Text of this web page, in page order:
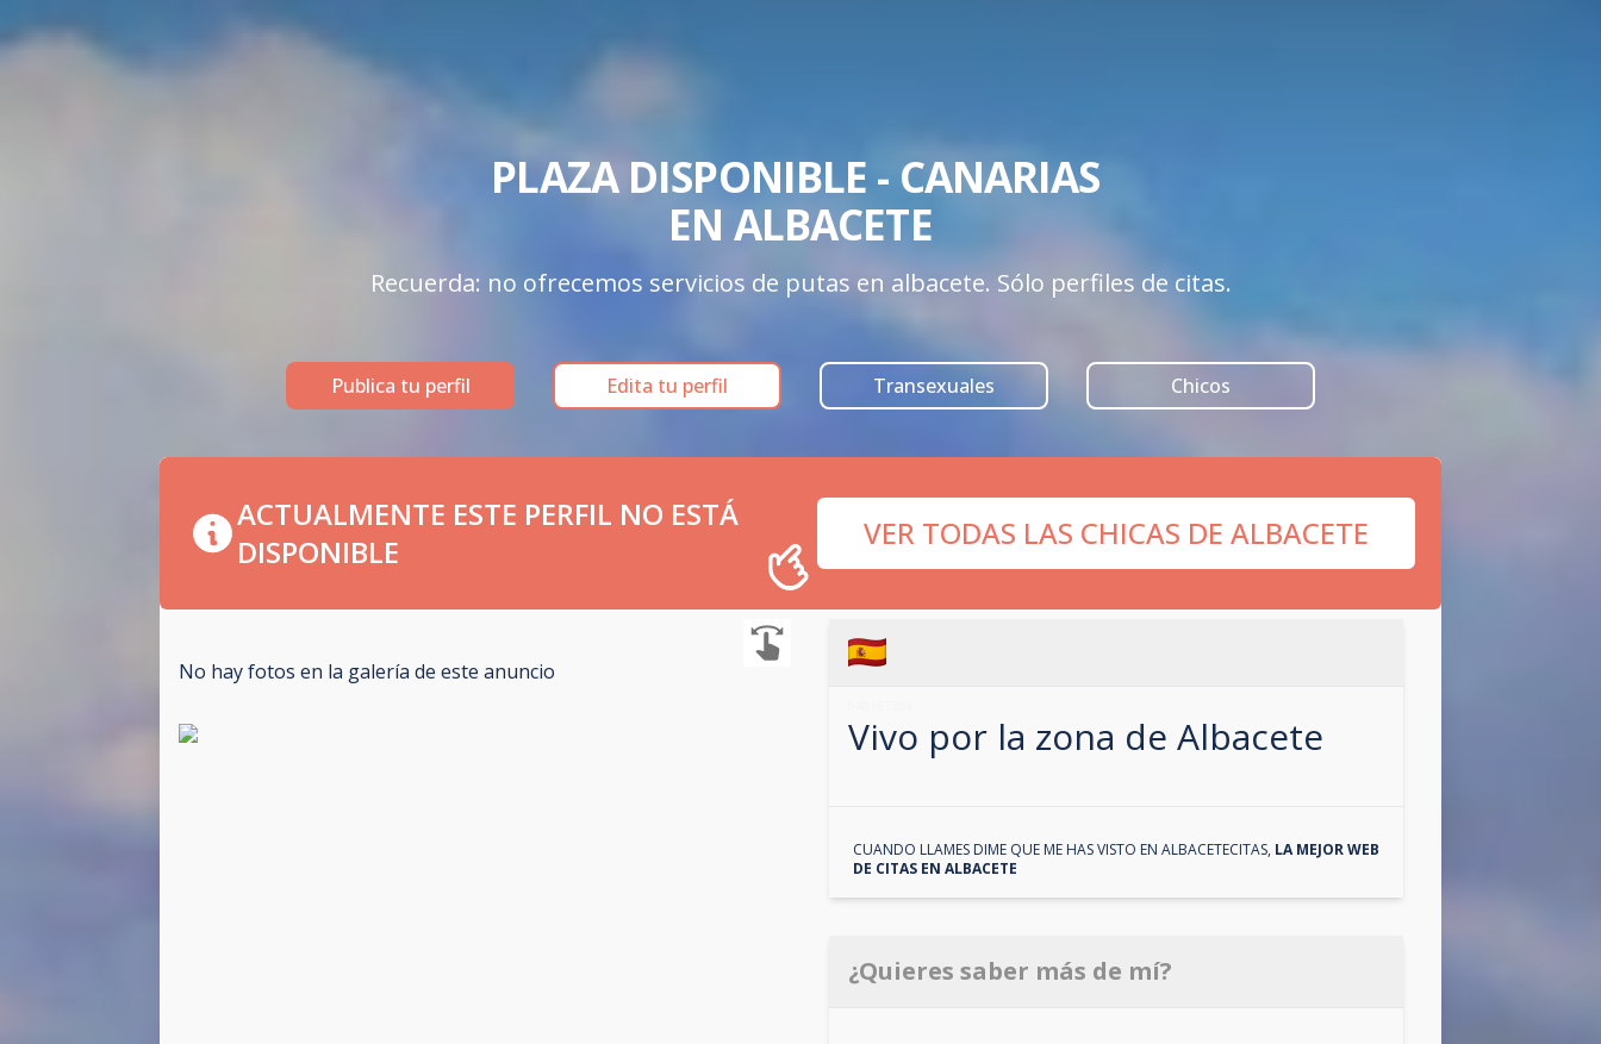
PLAZA DISPONIBLE - CANARIAS
EN ALBACETE
Recuerda: no ofrecemos servicios de putas en albacete. Sólo perfiles de citas.
Publica tu perfil Edita tu perfil Transexuales Chicos
ACTUALMENTE ESTE PERFIL NO ESTÁ
DISPONIBLE
VER TODAS LAS CHICAS DE ALBACETE
No hay fotos en la galería de este anuncio
Vivo por la zona de Albacete
CUANDO LLAMES DIME QUE ME HAS VISTO EN ALBACETECITAS, LA MEJOR WEB
DE CITAS EN ALBACETE
¿Quieres saber más de mí?